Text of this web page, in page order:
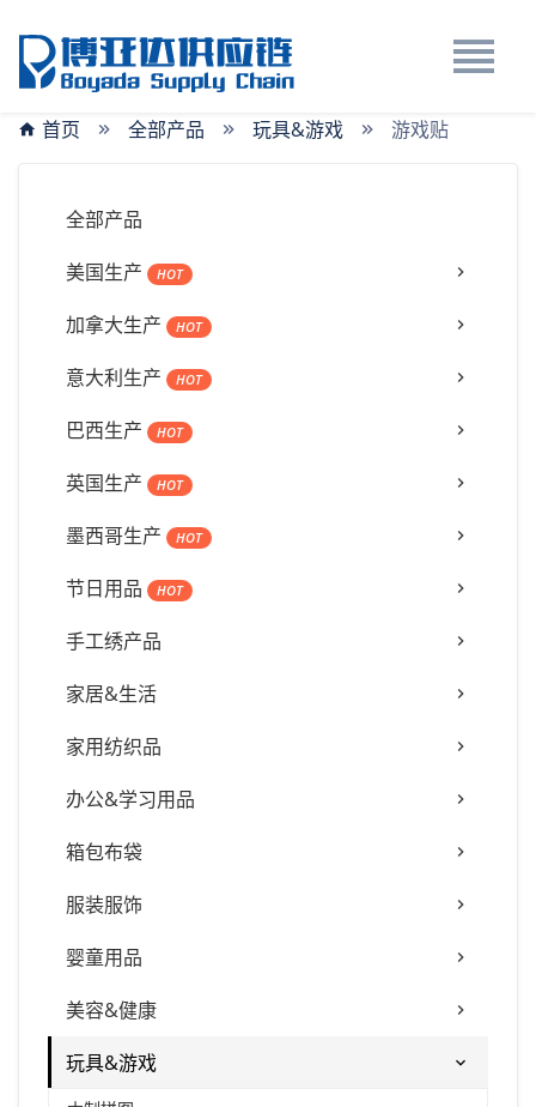
首页 全部产品 玩具&游戏 游戏贴
全部产品
美国生产
HOT
加拿大生产 HOT
意大利生产 HOT
巴西生产 HOT
英国生产 HOT
墨西哥生产 HOT
节日用品 HOT
手工绣产品
家居&生活
家用纺织品
办公&学习用品
箱包布袋
服装服饰
婴童用品
美容&健康
玩具&游戏